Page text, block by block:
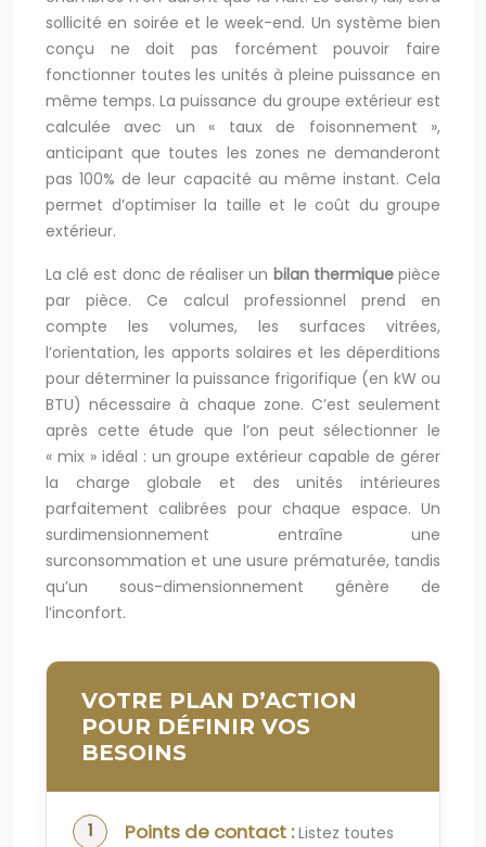
sollicité en soirée et le week-end. Un système bien
conçu ne doit pas forcément pouvoir faire
fonctionner toutes les unités à pleine puissance en
même temps. La puissance du groupe extérieur est
calculée avec un « taux de foisonnement »,
anticipant que toutes les zones ne demanderont
pas 100% de leur capacité au même instant. Cela
permet d’optimiser la taille et le coût du groupe
extérieur.
La clé est donc de réaliser un bilan thermiquepièce
par pièce. Ce calcul professionnel prend en
compte les volumes, les surfaces vitrées,
l’orientation, les apports solaires et les déperditions
pour déterminer la puissance frigorifique (en kW ou
BTU) nécessaire à chaque zone. C’est seulement
après cette étude que l’on peut sélectionner le
« mix » idéal : un groupe extérieur capable de gérer
la charge globale et des unités intérieures
parfaitement calibrées pour chaque espace. Un
surdimensionnement entraîne une
surconsommation et une usure prématurée, tandis
qu’un sous-dimensionnement génère de
l’inconfort.
VOTRE PLAN D’ACTION
POUR DÉFINIR VOS
BESOINS
Points de contact :Listez toutes